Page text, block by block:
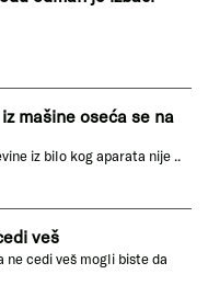
mašine oseća se na
iz bilo kog aparata nije ..
veš
ne cedi veš mogli biste da